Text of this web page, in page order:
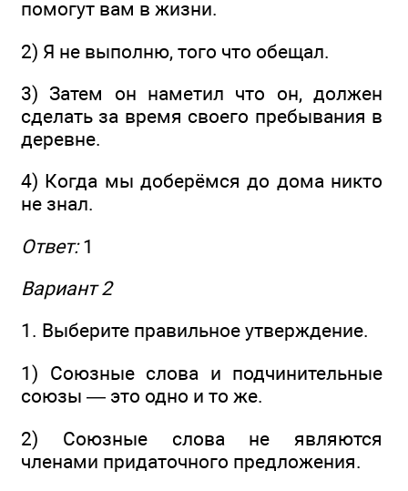
помогут вам в жизни.
2) Я не выполню, того что обещал.
3) Затем он наметил что он, должен
сделать за время своего пребывания в
деревне.
4) Когда мы доберёмся до дома никто
не знал.
Ответ:1
Вариант 2
1. Выберите правильное утверждение.
1) Союзные слова и подчинительные
союзы — это одно и то же.
2) Союзные слова не являются
членами придаточного предложения.